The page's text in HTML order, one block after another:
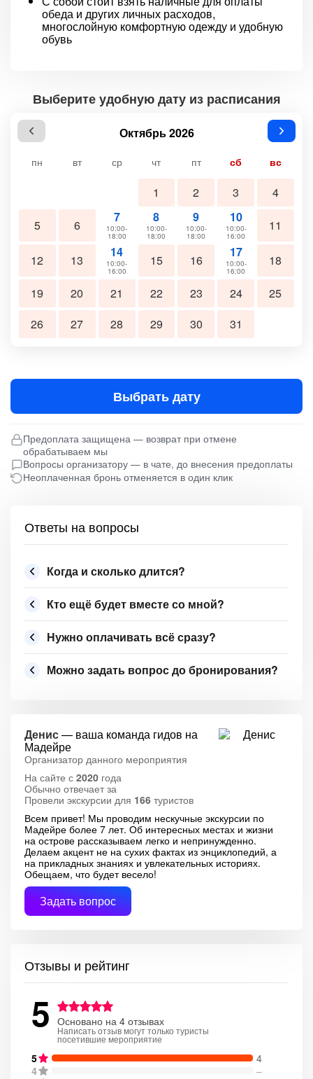
обеда и других личных расходов,
многослойную комфортную одежду и удобную
обувь
Выберите удобную дату из расписания
Октябрь 2026
пн вт ср чт пт сб вс
1 2 3 4
5 6
7
10:00-
18:00
8
10:00-
18:00
9
10:00-
18:00
10
10:00-
16:00
11
12 13
14
10:00-
16:00
15 16
17
10:00-
16:00
18
19 20 21 22 23 24
25
26
27 28 29 30 31
Выбрать дату
Предоплата защищена — возврат при отмене
обрабатываем мы
Вопросы организатору — в чате, до внесения предоплаты
Неоплаченная бронь отменяется в один клик
Ответы на вопросы
Когда и сколько длится?
Кто ещё будет вместе со мной?
Нужно оплачивать всё сразу?
Можно задать вопрос до бронирования?
Денис— ваша команда гидов на
Мадейре
Организатор данного мероприятия
На сайте с 2020 года
Обычно отвечает за
Провели экскурсии для 166 туристов
Всем привет! Мы проводим нескучные экскурсии по
Мадейре более 7 лет. Об интересных местах и жизни
на острове рассказываем легко и непринужденно.
Делаем акцент не на сухих фактах из энциклопедий, а
на прикладных знаниях и увлекательных историях.
Обещаем, что будет весело!
Задать вопрос
Отзывы и рейтинг
5 Основано на 4 отзывах
Написать отзыв могут только туристы
посетившие мероприятие
5
4
4
–